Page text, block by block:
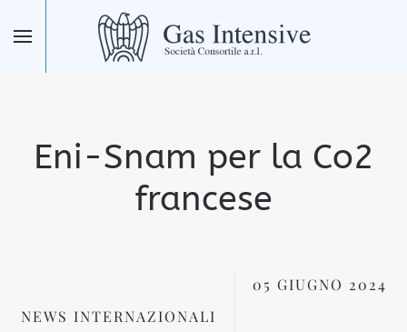
Skip to main content
Eni-Snam per la Co2
francese
NEWS INTERNAZIONALI
05 GIUGNO 2024